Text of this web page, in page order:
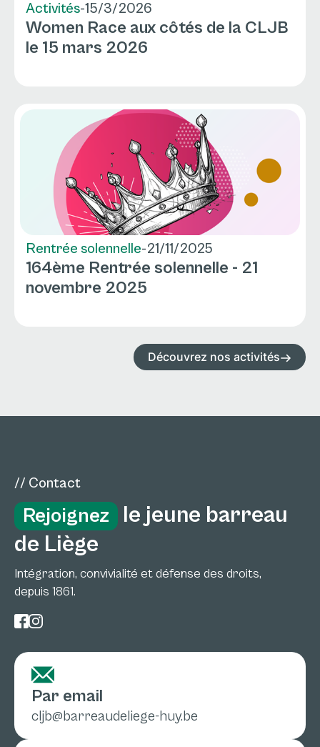
Activités-15/3/2026
Women Race aux côtés de la CLJB
le 15 mars 2026
Rentrée solennelle-21/11/2025
164ème Rentrée solennelle - 21
novembre 2025
Découvrez nos activités
// Contact
Rejoignez
le jeune barreau
de Liège
Intégration, convivialité et défense des droits,
depuis 1861.
Par email
cljb@barreaudeliege-huy.be